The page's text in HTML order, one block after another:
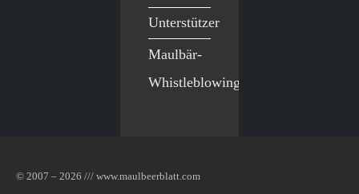
Unterstützer
Maulbär-
Whistleblowing
© 2007 – 2026 /// www.maulbeerblatt.com